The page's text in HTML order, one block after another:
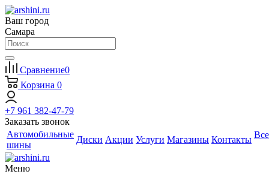
Ваш город
Самара
Сравнение0
Корзина 0
+7 961 382-47-79
Заказать звонок
Автомобильные
шины
Диски Акции Услуги Магазины Контакты Все
Меню